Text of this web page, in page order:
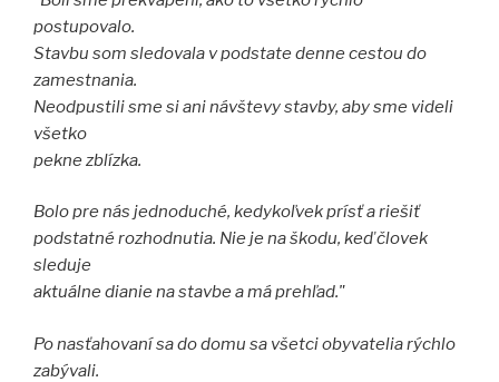
postupovalo.
Stavbu som sledovala v podstate denne cestou do
zamestnania.
Neodpustili sme si ani návštevy stavby, aby sme videli
všetko
pekne zblízka.
Bolo pre nás jednoduché, kedykoľvek prísť a riešiť
podstatné rozhodnutia. Nie je na škodu, keď človek
sleduje
aktuálne dianie na stavbe a má prehľad."
Po nasťahovaní sa do domu sa všetci obyvatelia rýchlo
zabývali.